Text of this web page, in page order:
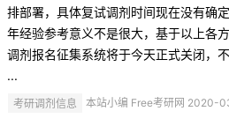
排部署，具体复试调剂时间现在没有确
年经验参考意义不是很大，基于以上各
调剂报名征集系统将于今天正式关闭，
...
考研调剂信息 本站小编 Free考研网 2020-